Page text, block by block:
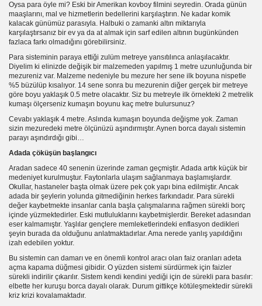
Oysa para öyle mi? Eski bir Amerikan kovboy filmini seyredin. Orada günün
maaşlarını, mal ve hizmetlerin bedellerini karşılaştırın. Ne kadar komik
kalacak günümüz parasıyla. Halbuki o zamanki altın miktarıyla
karşılaştırsanız bir ev ya da at almak için sarf edilen altının bugünkünden
fazlaca farkı olmadığını görebilirsiniz.
Para sisteminin paraya ettiği zulüm metreye yansıtılınca anlaşılacaktır.
Diyelim ki elinizde değişik bir malzemeden yapılmış 1 metre uzunluğunda bir
mezureniz var. Malzeme nedeniyle bu mezure her sene ilk boyuna nispetle
%5 büzülüp kısalıyor. 14 sene sonra bu mezurenin diğer gerçek bir metreye
göre boyu yaklaşık 0.5 metre olacaktır. Siz bu metreyle ilk örnekteki 2 metrelik
kumaşı ölçerseniz kumaşın boyunu kaç metre bulursunuz?
Cevabı yaklaşık 4 metre. Aslında kumaşın boyunda değişme yok. Zaman
sizin mezuredeki metre ölçünüzü aşındırmıştır. Aynen borca dayalı sistemin
parayı aşındırdığı gibi…
Adada çöküşün başlangıcı
Aradan sadece 40 senenin üzerinde zaman geçmiştir. Adada artık küçük bir
medeniyet kurulmuştur. Faytonlarla ulaşım sağlanmaya başlamışlardır.
Okullar, hastaneler başta olmak üzere pek çok yapı bina edilmiştir. Ancak
adada bir şeylerin yolunda gitmediğinin herkes farkındadır. Para sürekli
değer kaybetmekte insanlar canla başla çalışmalarına rağmen sürekli borç
içinde yüzmektedirler. Eski mutluluklarını kaybetmişlerdir. Bereket adasından
eser kalmamıştır. Yaşlılar gençlere memleketlerindeki enflasyon dedikleri
şeyin burada da olduğunu anlatmaktadırlar. Ama nerede yanlış yapıldığını
izah edebilen yoktur.
Bu sistemin can damarı ve en önemli kontrol aracı olan faiz oranları adeta
açma kapama düğmesi gibidir. O yüzden sistemi sürdürmek için faizler
sürekli indirilir çıkarılır. Sistem kendi kendini yediği için de sürekli para basılır:
elbette her kuruşu borca dayalı olarak. Durum gittikçe kötüleşmektedir sürekli
kriz krizi kovalamaktadır.